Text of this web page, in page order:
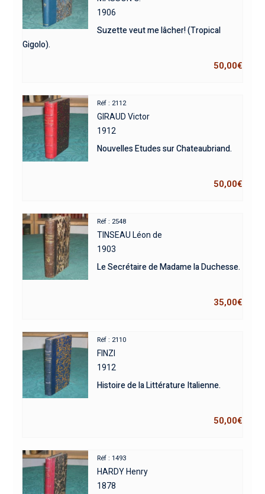
1906
Suzette veut me lâcher! (Tropical
Gigolo).
50,00€
Réf : 2112
GIRAUD Victor
1912
Nouvelles Etudes sur Chateaubriand.
50,00€
Réf : 2548
TINSEAU Léon de
1903
Le Secrétaire de Madame la Duchesse.
35,00€
Réf : 2110
FINZI
1912
Histoire de la Littérature Italienne.
50,00€
Réf : 1493
HARDY Henry
1878